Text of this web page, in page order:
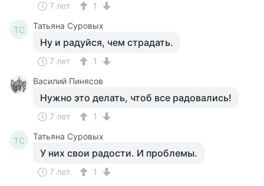
7 лет 1
ТС Татьяна Суровых
Ну и радуйся, чем страдать.
7 лет
1
Василий Пинясов
Нужно это делать, чтоб все радовались!
7 лет 1
ТС Татьяна Суровых
У них свои радости. И проблемы.
7 лет
1